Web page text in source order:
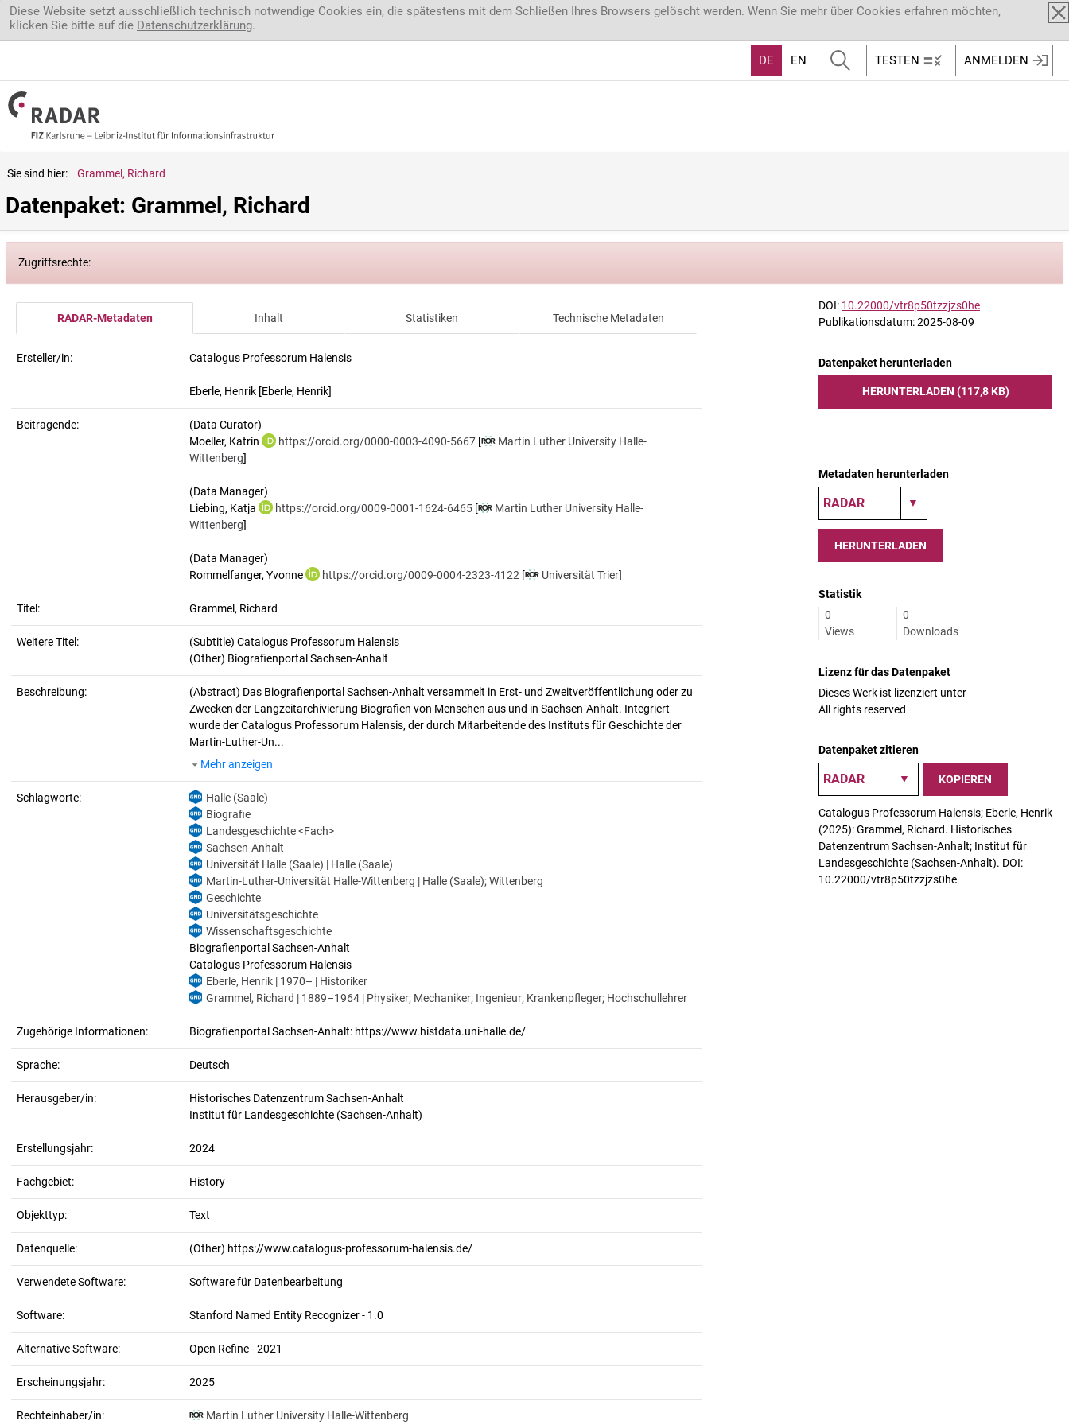
Direkt zum Inhalt
Diese Website setzt ausschließlich technisch notwendige Cookies ein, die spätestens mit dem Schließen Ihres Browsers gelöscht werden. Wenn Sie mehr über Cookies erfahren möchten,
klicken Sie bitte auf die Datenschutzerklärung.
DE EN TESTEN ANMELDEN
Sie sind hier: Grammel, Richard
Datenpaket: Grammel, Richard
Zugriffsrechte:
RADAR-Metadaten Inhalt Statistiken Technische Metadaten
Ersteller/in: Catalogus Professorum Halensis
Eberle, Henrik [Eberle, Henrik]
Beitragende:
(Data Curator)
Moeller, Katrin
https://orcid.org/0000-0003-4090-5667 [
Martin Luther University Halle-
Wittenberg]
(Data Manager)
Liebing, Katja
https://orcid.org/0009-0001-1624-6465 [
Martin Luther University Halle-
Wittenberg]
(Data Manager)
Rommelfanger, Yvonne
https://orcid.org/0009-0004-2323-4122 [ Universität Trier]
Titel: Grammel, Richard
Weitere Titel:
(Subtitle) Catalogus Professorum Halensis
(Other) Biografienportal Sachsen-Anhalt
Beschreibung: (Abstract) Das Biografienportal Sachsen-Anhalt versammelt in Erst- und Zweitveröffentlichung oder zu
Zwecken der Langzeitarchivierung Biografien von Menschen aus und in Sachsen-Anhalt. Integriert
wurde der Catalogus Professorum Halensis, der durch Mitarbeitende des Instituts für Geschichte der
Martin-Luther-Un...
Mehr anzeigen
Schlagworte:
Halle (Saale)
Biografie
Landesgeschichte <Fach>
Sachsen-Anhalt
Universität Halle (Saale) | Halle (Saale)
Martin-Luther-Universität Halle-Wittenberg | Halle (Saale); Wittenberg
Geschichte
Universitätsgeschichte
Wissenschaftsgeschichte
Biografienportal Sachsen-Anhalt
Catalogus Professorum Halensis
Eberle, Henrik | 1970– | Historiker
Grammel, Richard | 1889–1964 | Physiker; Mechaniker; Ingenieur; Krankenpfleger; Hochschullehrer
Zugehörige Informationen: Biografienportal Sachsen-Anhalt: https://www.histdata.uni-halle.de/
Sprache: Deutsch
Herausgeber/in:
Historisches Datenzentrum Sachsen-Anhalt
Institut für Landesgeschichte (Sachsen-Anhalt)
Erstellungsjahr: 2024
Fachgebiet: History
Objekttyp: Text
Datenquelle: (Other) https://www.catalogus-professorum-halensis.de/
Verwendete Software: Software für Datenbearbeitung
Software: Stanford Named Entity Recognizer - 1.0
Alternative Software: Open Refine - 2021
Erscheinungsjahr: 2025
Rechteinhaber/in: Martin Luther University Halle-Wittenberg
DOI: 10.22000/vtr8p50tzzjzs0he
Publikationsdatum: 2025-08-09
Datenpaket herunterladen
HERUNTERLADEN (117,8 KB)
Metadaten herunterladen
HERUNTERLADEN
Statistik
0
Views
0
Downloads
Lizenz für das Datenpaket
Dieses Werk ist lizenziert unter
All rights reserved
Datenpaket zitieren
KOPIEREN
Catalogus Professorum Halensis; Eberle, Henrik
(2025): Grammel, Richard. Historisches
Datenzentrum Sachsen-Anhalt; Institut für
Landesgeschichte (Sachsen-Anhalt). DOI:
10.22000/vtr8p50tzzjzs0he